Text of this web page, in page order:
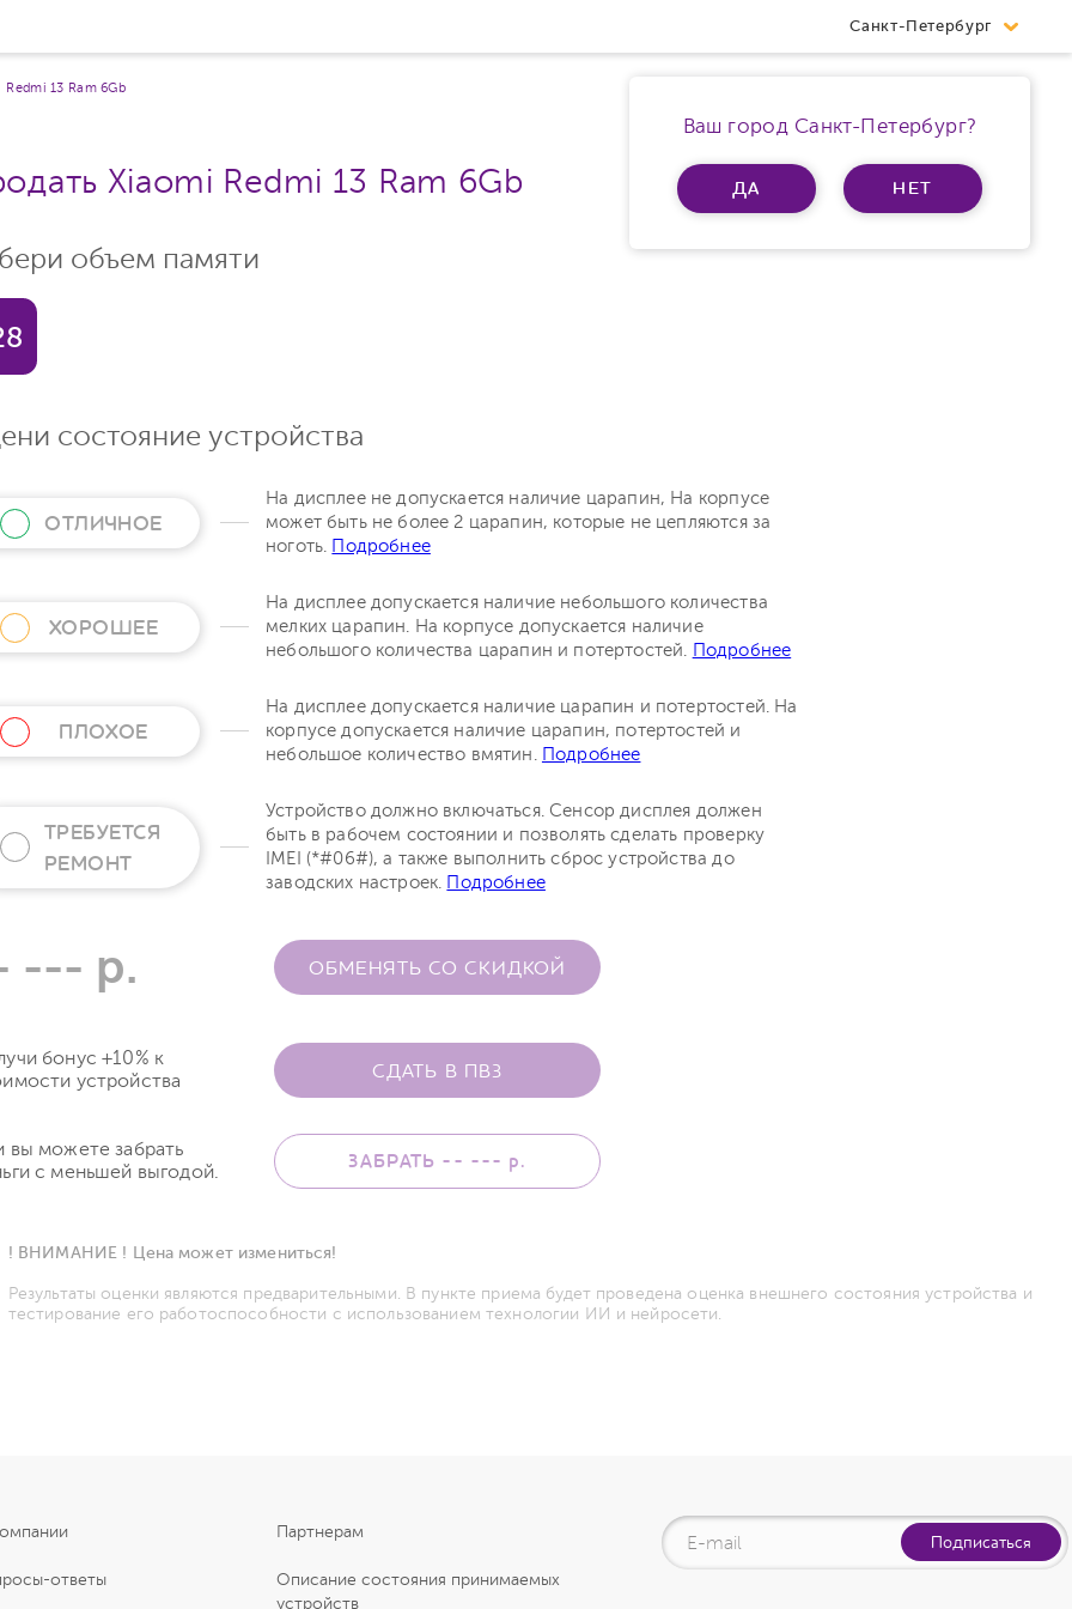
Санкт-Петербург
Ваш город Санкт-Петербург?
ДА НЕТ
Redmi 13 Ram 6Gb
Xiaomi Redmi 13 Ram 6Gb
объем памяти
состояние устройства
ОТЛИЧНОЕ
На дисплее не допускается наличие царапин, На корпусе
может быть не более 2 царапин, которые не цепляются за
ноготь. Подробнее
ХОРОШЕЕ
На дисплее допускается наличие небольшого количества
мелких царапин. На корпусе допускается наличие
небольшого количества царапин и потертостей. Подробнее
ПЛОХОЕ
На дисплее допускается наличие царапин и потертостей. На
корпусе допускается наличие царапин, потертостей и
небольшое количество вмятин. Подробнее
ТРЕБУЕТСЯ
РЕМОНТ
Устройство должно включаться. Сенсор дисплея должен
быть в рабочем состоянии и позволять сделать проверку
IMEI (*#06#), а также выполнить сброс устройства до
заводских настроек. Подробнее
--- р. ОБМЕНЯТЬ СО СКИДКОЙ
бонус +10% к
устройства
СДАТЬ В ПВЗ
вы можете забрать
с меньшей выгодой.
ЗАБРАТЬ -- --- р.
! ВНИМАНИЕ ! Цена может измениться!
Результаты оценки являются предварительными. В пункте приема будет проведена оценка внешнего состояния устройства и
тестирование его работоспособности с использованием технологии ИИ и нейросети.
Партнерам
ответы
Описание состояния принимаемых
устройств
Подписаться